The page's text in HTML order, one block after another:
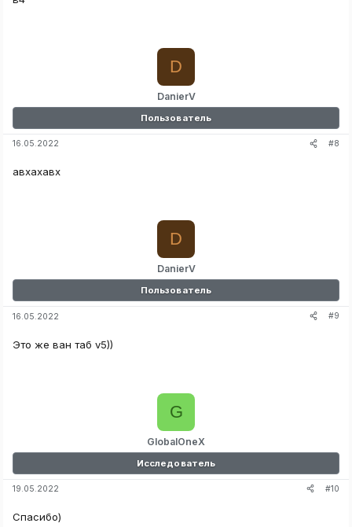
DanierV
D
Пользователь
16.05.2022 #8
авхахавх
DanierV
D
Пользователь
16.05.2022 #9
Это же ван таб v5))
GlobalOneX
G
Исследователь
19.05.2022 #10
Спасибо)